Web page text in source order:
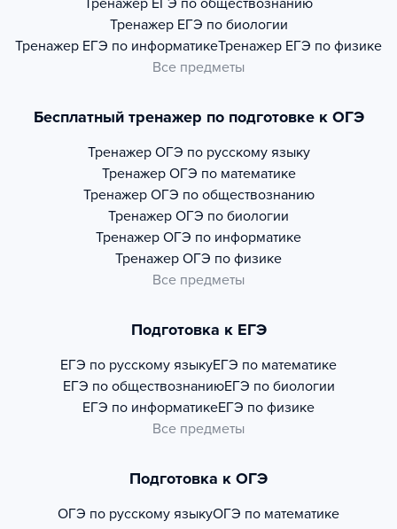
Тренажер ЕГЭ по обществознанию
Тренажер ЕГЭ по биологии
Тренажер ЕГЭ по информатикеТренажер ЕГЭ по физике
Все предметы
Бесплатный тренажер по подготовке к ОГЭ
Тренажер ОГЭ по русскому языку
Тренажер ОГЭ по математике
Тренажер ОГЭ по обществознанию
Тренажер ОГЭ по биологии
Тренажер ОГЭ по информатике
Тренажер ОГЭ по физике
Все предметы
Подготовка к ЕГЭ
ЕГЭ по русскому языкуЕГЭ по математике
ЕГЭ по обществознаниюЕГЭ по биологии
ЕГЭ по информатикеЕГЭ по физике
Все предметы
Подготовка к ОГЭ
ОГЭ по русскому языкуОГЭ по математике